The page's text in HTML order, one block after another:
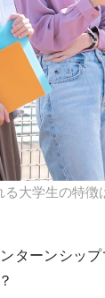
大学生の特徴
ターンシッ